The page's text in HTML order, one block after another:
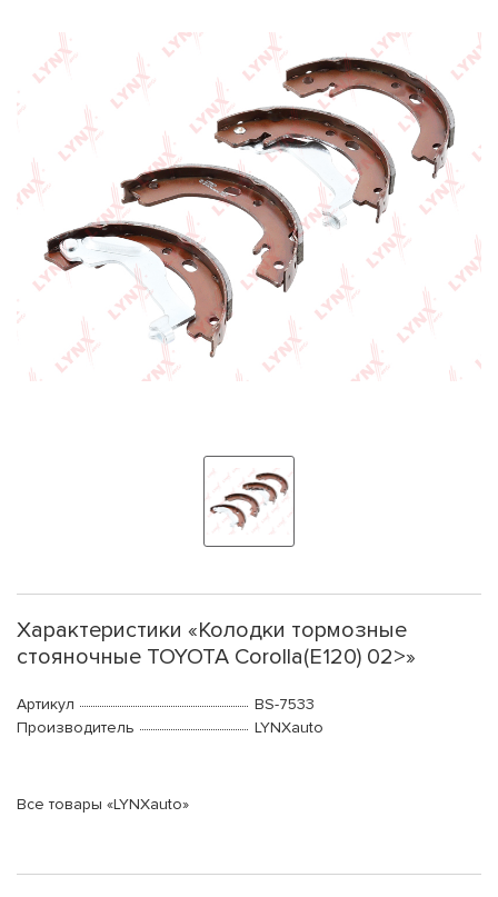
Характеристики «Колодки тормозные
стояночные TOYOTA Corolla(E120) 02>»
Артикул
BS-7533
Производитель
LYNXauto
Все товары «LYNXauto»